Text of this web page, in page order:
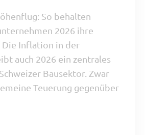
So behalten
2026 ihre
Inflation in der
auch 2026 ein zentrales
Bausektor. Zwar
Teuerung gegenüber